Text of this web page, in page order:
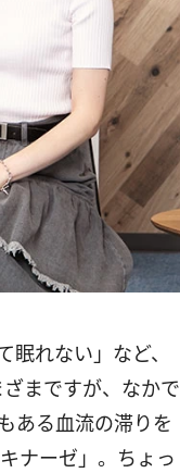
れない」など、
まですが、なかで
ある血流の滞りを
ナーゼ」。ちょっ